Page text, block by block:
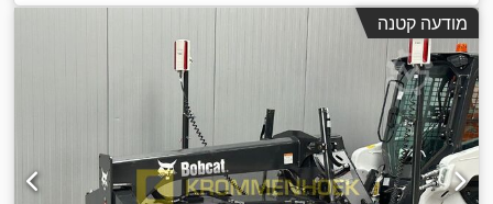
מודעה קטנה